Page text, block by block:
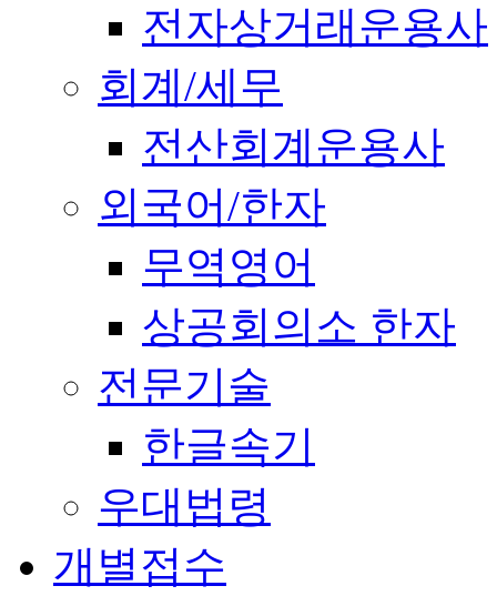
전자상거래운용사
회계/세무
전산회계운용사
외국어/한자
무역영어
상공회의소 한자
전문기술
한글속기
우대법령
개별접수